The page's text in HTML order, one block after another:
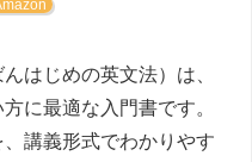
はじめの英文法）は、
に最適な入門書です。
講義形式でわかりやす